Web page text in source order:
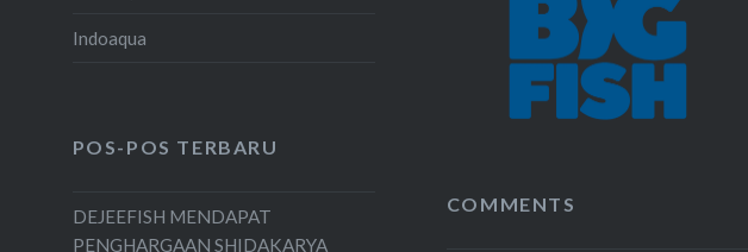
Indoaqua
POS-POS TERBARU
DEJEEFISH MENDAPAT
PENGHARGAAN SHIDAKARYA
COMMENTS